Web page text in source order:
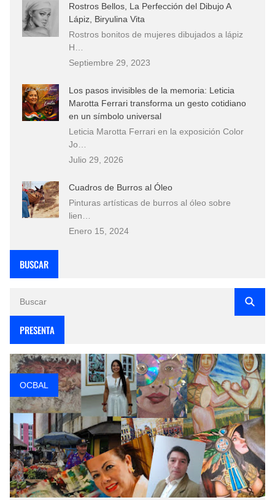
Rostros Bellos, La Perfección del Dibujo A
Lápiz, Biryulina Vita
Rostros bonitos de mujeres dibujados a lápiz
H…
Septiembre 29, 2023
Los pasos invisibles de la memoria: Leticia
Marotta Ferrari transforma un gesto cotidiano
en un símbolo universal
Leticia Marotta Ferrari en la exposición Color
Jo…
Julio 29, 2026
Cuadros de Burros al Óleo
Pinturas artísticas de burros al óleo sobre
lien…
Enero 15, 2024
BUSCAR
PRESENTA
OCBAL